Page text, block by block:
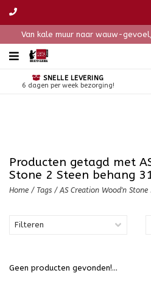
Van kale muur naar wauw-
SNELLE LEVERING
6 dagen per week bezorging!
Producten getagd met
Stone 2 Steen behang
Home / Tags / AS Creation Wood'n
Filteren
Geen producten gevonden!...